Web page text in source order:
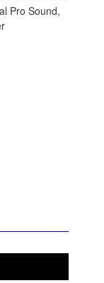
Pro Sound,